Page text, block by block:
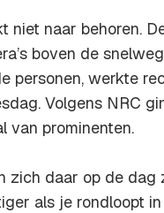
niet naar behoren.
boven de
personen, werkte
Volgens NRC
van prominenten.
zich daar op de dag
als je rondloopt